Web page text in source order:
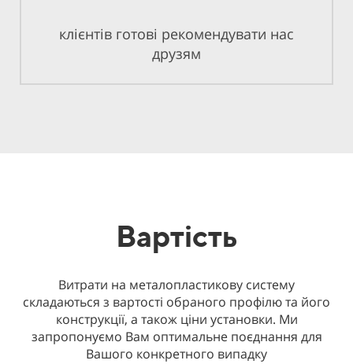
клієнтів готові рекомендувати нас
друзям
Вартість
Витрати на металопластикову систему
складаються з вартості обраного профілю та його
конструкції, а також ціни установки. Ми
запропонуємо Вам оптимальне поєднання для
Вашого конкретного випадку